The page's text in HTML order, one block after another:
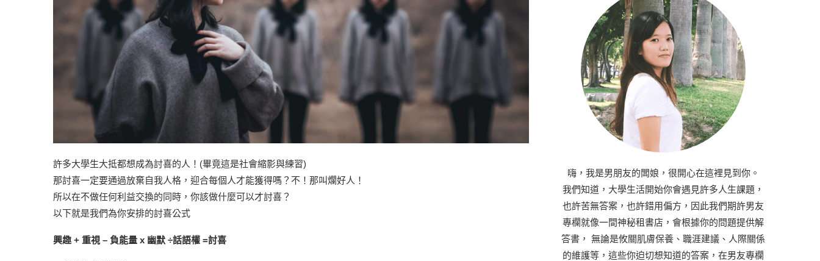
許多大學生大抵都想成為討喜的人！(畢竟這是社會縮影與練習)
那討喜一定要通過放棄自我人格，迎合每個人才能獲得嗎？不！那叫爛好人！
所以在不做任何利益交換的同時，你該做什麼可以才討喜？
以下就是我們為你安排的討喜公式
興趣 + 重視 – 負能量 x 幽默 ÷話語權 =討喜
嗨，我是男朋友的闆娘，很開心在這裡見到你。
我們知道，大學生活開始你會遇見許多人生課題，
也許苦無答案，也許錯用偏方，因此我們期許男友
專欄就像一間神秘租書店，會根據你的問題提供解
答書， 無論是攸關肌膚保養、職涯建議、人際關係
的維護等，這些你迫切想知道的答案，在男友專欄